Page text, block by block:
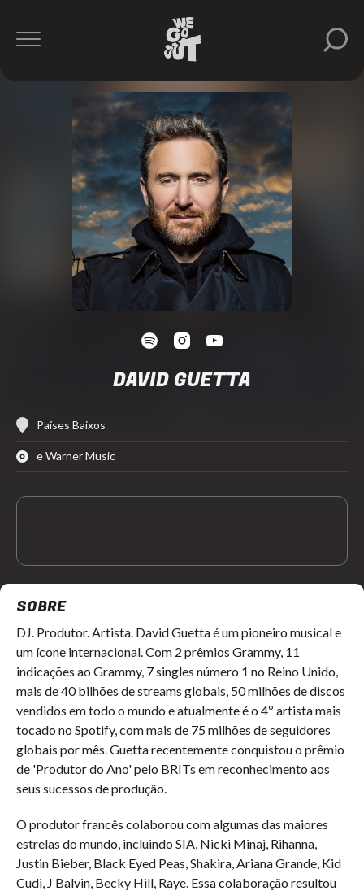
DAVID GUETTA
Países Baixos
e Warner Music
SOBRE
DJ. Produtor. Artista. David Guetta é um pioneiro musical e
um ícone internacional. Com 2 prêmios Grammy, 11
indicações ao Grammy, 7 singles número 1 no Reino Unido,
mais de 40 bilhões de streams globais, 50 milhões de discos
vendidos em todo o mundo e atualmente é o 4º artista mais
tocado no Spotify, com mais de 75 milhões de seguidores
globais por mês. Guetta recentemente conquistou o prêmio
de 'Produtor do Ano' pelo BRITs em reconhecimento aos
seus sucessos de produção.
O produtor francês colaborou com algumas das maiores
estrelas do mundo, incluindo SIA, Nicki Minaj, Rihanna,
Justin Bieber, Black Eyed Peas, Shakira, Ariana Grande, Kid
Cudi, J Balvin, Becky Hill, Raye. Essa colaboração resultou